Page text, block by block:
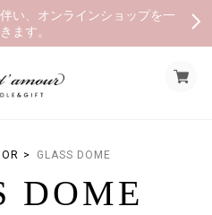
い、オンラインショップを一
ます。
GLASS DOME
DOME